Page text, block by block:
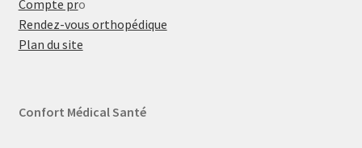
Compte pro
Rendez-vous orthopédique
Plan du site
Confort Médical Santé